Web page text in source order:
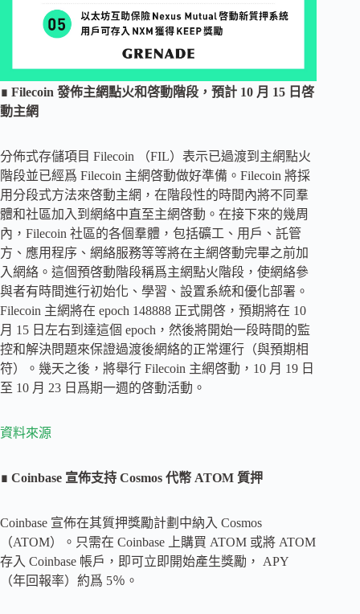
∎ Filecoin 發佈主網點火和啓動階段，預計 10 月 15 日啓
動主網
分佈式存儲項目 Filecoin （FIL）表示已過渡到主網點火
階段並已經爲 Filecoin 主網啓動做好準備。Filecoin 將採
用分段式方法來啓動主網，在階段性的時間內將不同羣
體和社區加入到網絡中直至主網啓動。在接下來的幾周
內，Filecoin 社區的各個羣體，包括礦工、用戶、託管
方、應用程序、網絡服務等等將在主網啓動完畢之前加
入網絡。這個預啓動階段稱爲主網點火階段，使網絡參
與者有時間進行初始化、學習、設置系統和優化部署。
Filecoin 主網將在 epoch 148888 正式開啓，預期將在 10
月 15 日左右到達這個 epoch，然後將開始一段時間的監
控和解決問題來保證過渡後網絡的正常運行（與預期相
符）。幾天之後，將舉行 Filecoin 主網啓動，10 月 19 日
至 10 月 23 日爲期一週的啓動活動。
資料來源
∎ Coinbase 宣佈支持 Cosmos 代幣 ATOM 質押
Coinbase 宣佈在其質押獎勵計劃中納入 Cosmos
（ATOM）。只需在 Coinbase 上購買 ATOM 或將 ATOM
存入 Coinbase 帳戶，即可立即開始產生獎勵， APY
（年回報率）約爲 5％。